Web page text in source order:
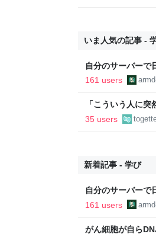
いま人気の記事 -
自分のサーバー
161 users
「こういう人に
った九官鳥なんで
35 users
新着記事 - 学び
自分のサーバー
161 users
がん細胞が自ら